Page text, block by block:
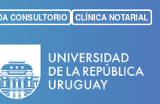
CONSULTORIO CLÍNICA NOTARIAL